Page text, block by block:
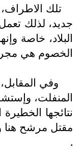
تلك
جديد، لذلك
البلاد، خاصة
الخصوم هي
وفي
المنفلت،
نتائجها
مقتل مرشح هنا
.